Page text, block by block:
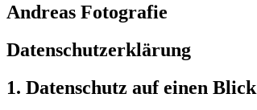
Andreas Fotografie
Datenschutzerklärung
1. Datenschutz auf einen Blick